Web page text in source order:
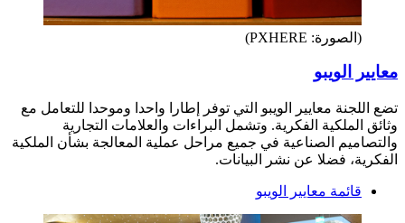
(الصورة: PXHERE)
معايير الويبو
تضع اللجنة معايير الويبو التي توفر إطارا واحدا وموحدا للتعامل مع
وثائق الملكية الفكرية. وتشمل البراءات والعلامات التجارية
والتصاميم الصناعية في جميع مراحل عملية المعالجة بشأن الملكية
الفكرية، فضلا عن نشر البيانات.
قائمة معايير الويبو